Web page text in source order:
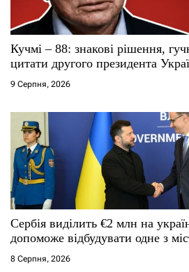
с
і
в
Кучмі – 88: знакові рішення,
цитати другого президента
9 Серпня, 2026
Сербія виділить €2 млн на
допоможе відбудувати одне з
8 Серпня, 2026